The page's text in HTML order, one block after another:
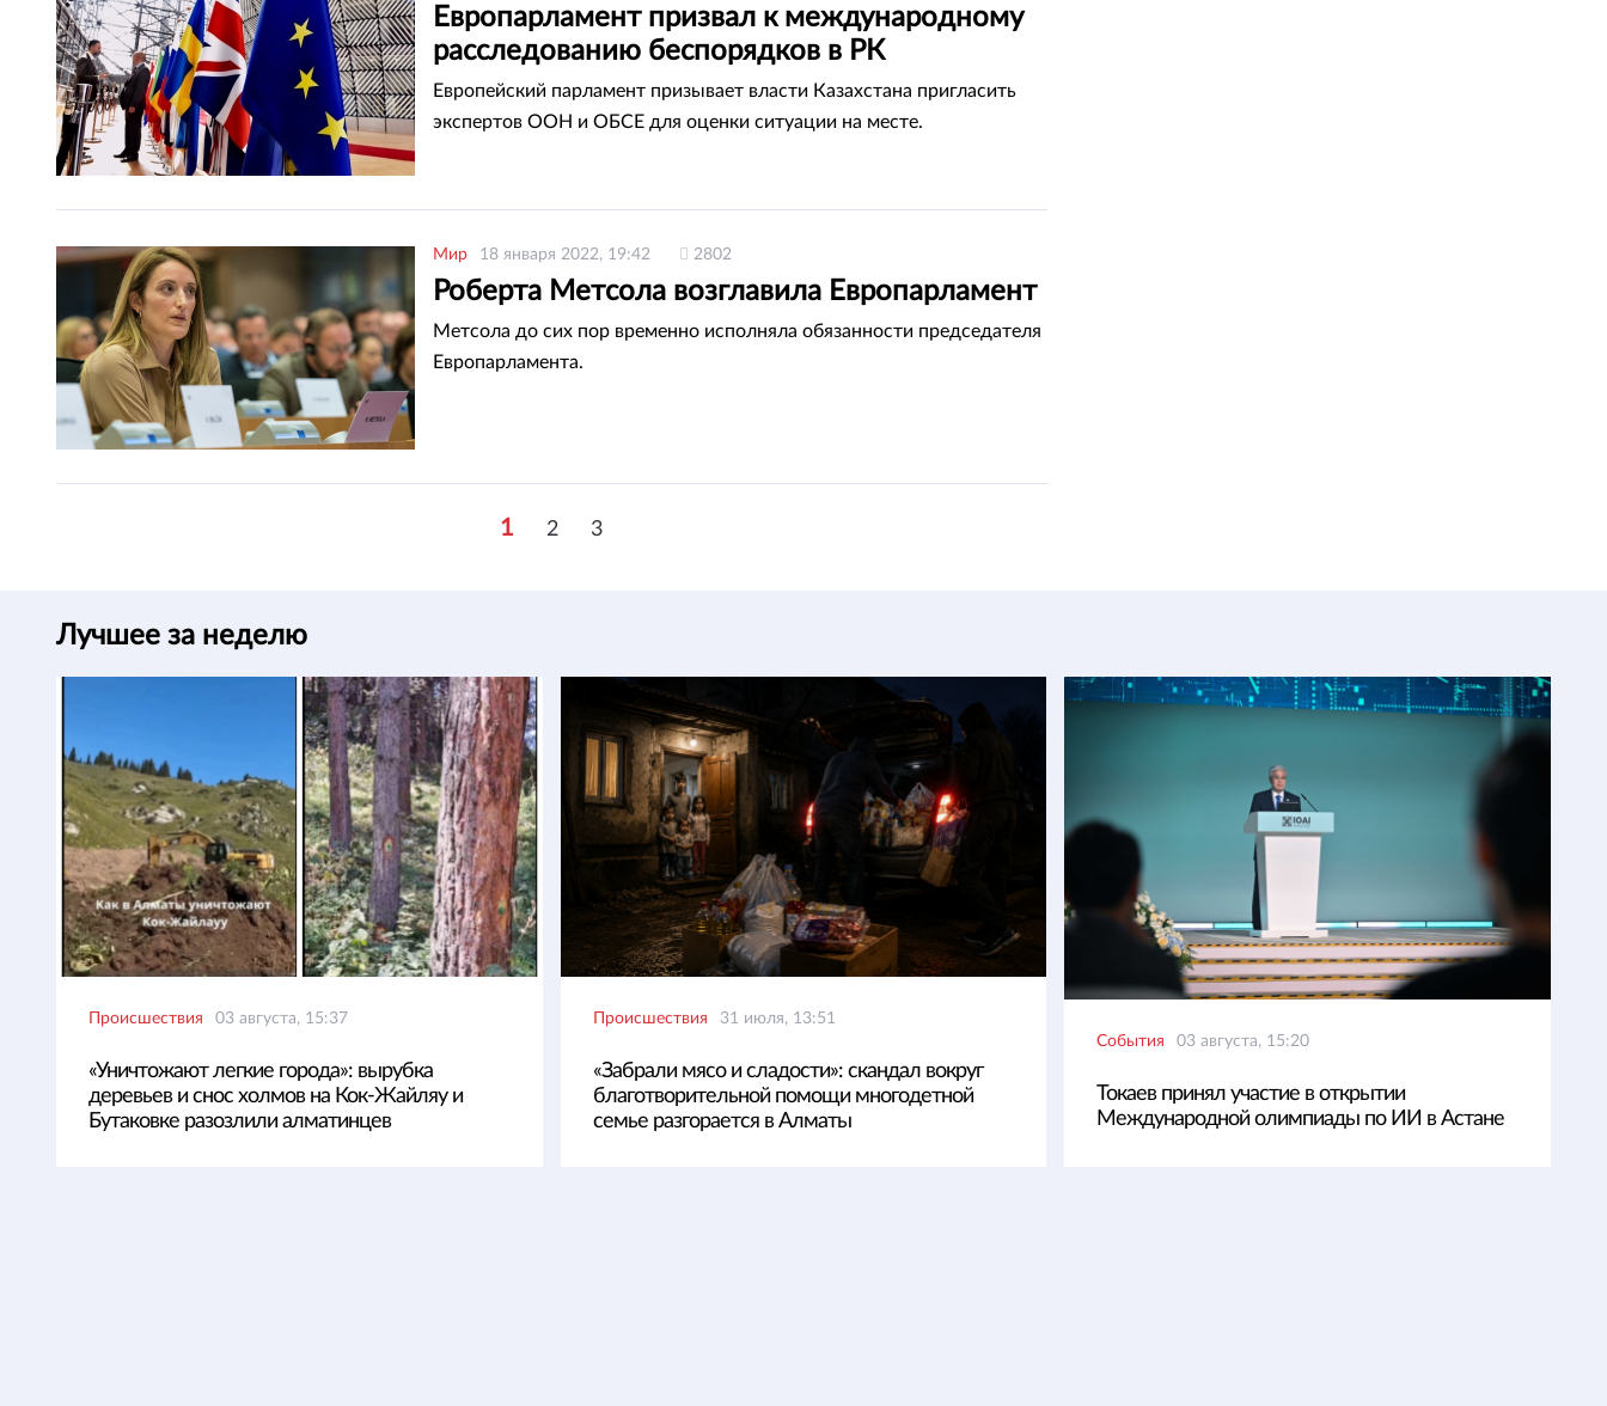
Европарламент призвал к международному
расследованию беспорядков в РК
Европейский парламент призывает власти Казахстана пригласить
экспертов ООН и ОБСЕ для оценки ситуации на месте.
Мир 18 января 2022, 19:42 2802
Роберта Метсола возглавила Европарламент
Метсола до сих пор временно исполняла обязанности председателя
Европарламента.
1 2 3
Лучшее за неделю
Происшествия 03 августа, 15:37
«Уничтожают легкие города»: вырубка
деревьев и снос холмов на Кок-Жайляу и
Бутаковке разозлили алматинцев
Происшествия 31 июля, 13:51
«Забрали мясо и сладости»: скандал вокруг
благотворительной помощи многодетной
семье разгорается в Алматы
События 03 августа, 15:20
Токаев принял участие в открытии
Международной олимпиады по ИИ в Астане